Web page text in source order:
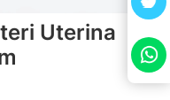
Uterina